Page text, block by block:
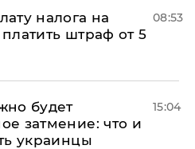
налога на
штраф от 5
08:53
будет
затмение: что и
украинцы
15:04